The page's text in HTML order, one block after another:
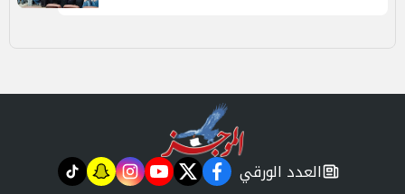
newspaper
العدد الورقي facebook
twitter
youtube
instagram
snapchat
tiktok